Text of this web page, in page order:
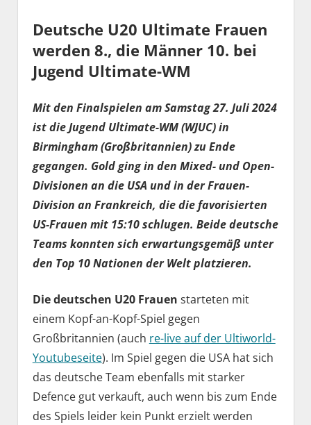
Deutsche U20 Ultimate Frauen
werden 8., die Männer 10. bei
Jugend Ultimate-WM
Mit den Finalspielen am Samstag 27. Juli 2024
ist die Jugend Ultimate-WM (WJUC) in
Birmingham (Großbritannien) zu Ende
gegangen. Gold ging in den Mixed- und Open-
Divisionen an die USA und in der Frauen-
Division an Frankreich, die die favorisierten
US-Frauen mit 15:10 schlugen. Beide deutsche
Teams konnten sich erwartungsgemäß unter
den Top 10 Nationen der Welt platzieren.
Die deutschen U20 Frauen starteten mit
einem Kopf-an-Kopf-Spiel gegen
Großbritannien (auch re-live auf der Ultiworld-
Youtubeseite). Im Spiel gegen die USA hat sich
das deutsche Team ebenfalls mit starker
Defence gut verkauft, auch wenn bis zum Ende
des Spiels leider kein Punkt erzielt werden